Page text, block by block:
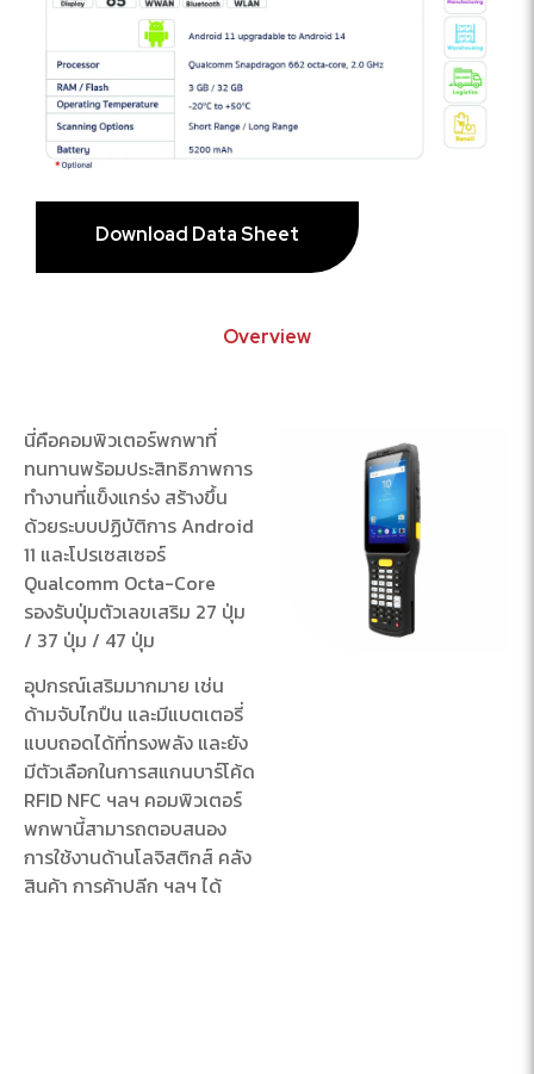
Download Data Sheet
Overview
นี่คือคอมพิวเตอร์พกพาที่
ทนทานพร้อมประสิทธิภาพการ
ทำงานที่แข็งแกร่ง สร้างขึ้น
ด้วยระบบปฏิบัติการ Android
11 และโปรเซสเซอร์
Qualcomm Octa-Core
รองรับปุ่มตัวเลขเสริม 27 ปุ่ม
/ 37 ปุ่ม / 47 ปุ่ม
อุปกรณ์เสริมมากมาย เช่น
ด้ามจับไกปืน และมีแบตเตอรี่
แบบถอดได้ที่ทรงพลัง และยัง
มีตัวเลือกในการสแกนบาร์โค้ด
RFID NFC ฯลฯ คอมพิวเตอร์
พกพานี้สามารถตอบสนอง
การใช้งานด้านโลจิสติกส์ คลัง
สินค้า การค้าปลีก ฯลฯ ได้